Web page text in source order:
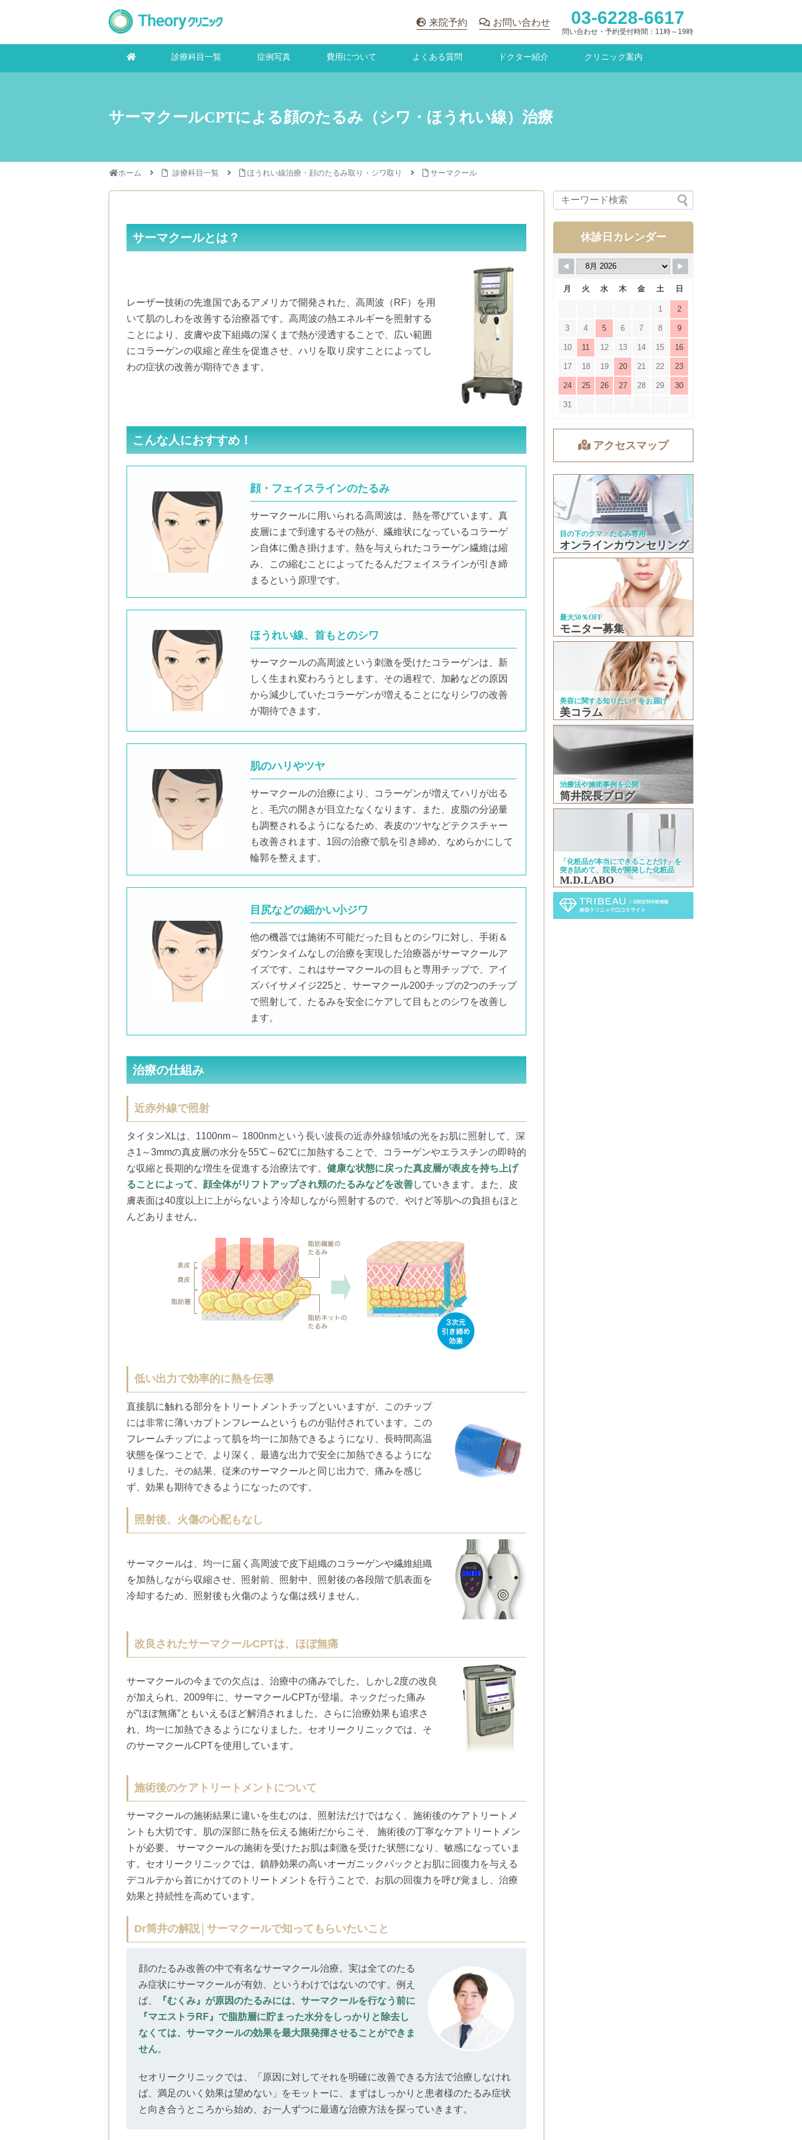
来院予約 お問い合わせ 03-6228-6617
問い合わせ・予約受付時間：11時～19時
診療科目一覧 症例写真 費用について よくある質問 ドクター紹介 クリニック案内
サーマクールCPTによる顔のたるみ（シワ・ほうれい線）治療
ホーム 診療科目一覧 ほうれい線治療・顔のたるみ取り・シワ取り サーマクール
サーマクールとは？
レーザー技術の先進国であるアメリカで開発された、高周波（RF）を用
いて肌のしわを改善する治療器です。高周波の熱エネルギーを照射する
ことにより、皮膚や皮下組織の深くまで熱が浸透することで、広い範囲
にコラーゲンの収縮と産生を促進させ、ハリを取り戻すことによってし
わの症状の改善が期待できます。
こんな人におすすめ！
顔・フェイスラインのたるみ
サーマクールに用いられる高周波は、熱を帯びています。真
皮層にまで到達するその熱が、繊維状になっているコラーゲ
ン自体に働き掛けます。熱を与えられたコラーゲン繊維は縮
み、この縮むことによってたるんだフェイスラインが引き締
まるという原理です。
ほうれい線、首もとのシワ
サーマクールの高周波という刺激を受けたコラーゲンは、新
しく生まれ変わろうとします。その過程で、加齢などの原因
から減少していたコラーゲンが増えることになりシワの改善
が期待できます。
肌のハリやツヤ
サーマクールの治療により、コラーゲンが増えてハリが出る
と、毛穴の開きが目立たなくなります。また、皮脂の分泌量
も調整されるようになるため、表皮のツヤなどテクスチャー
も改善されます。1回の治療で肌を引き締め、なめらかにして
輪郭を整えます。
目尻などの細かい小ジワ
他の機器では施術不可能だった目もとのシワに対し、手術＆
ダウンタイムなしの治療を実現した治療器がサーマクールア
イズです。これはサーマクールの目もと専用チップで、アイ
ズバイサメイジ225と、サーマクール200チップの2つのチップ
で照射して、たるみを安全にケアして目もとのシワを改善し
ます。
治療の仕組み
近赤外線で照射
タイタンXLは、1100nm～ 1800nmという長い波長の近赤外線領域の光をお肌に照射して、深
さ1～3mmの真皮層の水分を55℃～62℃に加熱することで、コラーゲンやエラスチンの即時的
な収縮と長期的な増生を促進する治療法です。 健康な状態に戻った真皮層が表皮を持ち上げ
ることによって、顔全体がリフトアップされ頬のたるみなどを改善していきます。また、皮
膚表面は40度以上に上がらないよう冷却しながら照射するので、やけど等肌への負担もほと
んどありません。
低い出力で効率的に熱を伝導
直接肌に触れる部分をトリートメントチップといいますが、このチップ
には非常に薄いカプトンフレームというものが貼付されています。この
フレームチップによって肌を均一に加熱できるようになり、長時間高温
状態を保つことで、より深く、最適な出力で安全に加熱できるようにな
りました。その結果、従来のサーマクールと同じ出力で、痛みを感じ
ず、効果も期待できるようになったのです。
照射後、火傷の心配もなし
サーマクールは、均一に届く高周波で皮下組織のコラーゲンや繊維組織
を加熱しながら収縮させ、照射前、照射中、照射後の各段階で肌表面を
冷却するため、照射後も火傷のような傷は残りません。
改良されたサーマクールCPTは、ほぼ無痛
サーマクールの今までの欠点は、治療中の痛みでした。しかし2度の改良
が加えられ、2009年に、サーマクールCPTが登場。ネックだった痛み
が”ほぼ無痛”ともいえるほど解消されました。さらに治療効果も追求さ
れ、均一に加熱できるようになりました。セオリークリニックでは、そ
のサーマクールCPTを使用しています。
施術後のケアトリートメントについて
サーマクールの施術結果に違いを生むのは、照射法だけではなく、施術後のケアトリートメ
ントも大切です。肌の深部に熱を伝える施術だからこそ、 施術後の丁寧なケアトリートメン
トが必要。 サーマクールの施術を受けたお肌は刺激を受けた状態になり、敏感になっていま
す。セオリークリニックでは、鎮静効果の高いオーガニックパックとお肌に回復力を与える
デコルテから首にかけてのトリートメントを行うことで、お肌の回復力を呼び覚まし、治療
効果と持続性を高めています。
Dr筒井の解説│サーマクールで知ってもらいたいこと
顔のたるみ改善の中で有名なサーマクール治療。実は全てのたる
み症状にサーマクールが有効、というわけではないのです。例え
ば、
『むくみ』が原因のたるみには、サーマクールを行なう前に
『マエストラRF』で脂肪層に貯まった水分をしっかりと除去し
なくては、サーマクールの効果を最大限発揮させることができま
せん。
セオリークリニックでは、「原因に対してそれを明確に改善できる方法で治療しなけれ
ば、満足のいく効果は望めない」をモットーに、まずはしっかりと患者様のたるみ症状
と向き合うところから始め、お一人ずつに最適な治療方法を探っていきます。
休診日カレンダー
月 火 水 木 金 土 日
1 2
3 4 5 6 7 8 9
10 11 12 13 14 15 16
17 18 19 20 21 22 23
24 25 26 27 28 29 30
31
アクセスマップ
目の下のクマ・たるみ専用
オンラインカウンセリング
最大50％OFF
モニター募集
美容に関する知りたい！をお届け
美コラム
治療法や施術事例を公開
筒井院長ブログ
「化粧品が本当にできることだけ」を
突き詰めて、院長が開発した化粧品
M.D.LABO